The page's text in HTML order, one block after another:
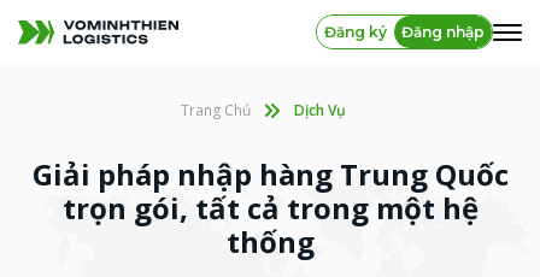
Đăng ký Đăng nhập
Trang Chủ Dịch Vụ
Giải pháp nhập hàng Trung Quốc
trọn gói, tất cả trong một hệ
thống